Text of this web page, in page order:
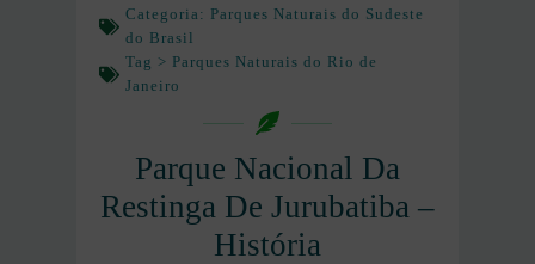
Categoria: Parques Naturais do Sudeste
do Brasil
Tag > Parques Naturais do Rio de
Janeiro
Parque Nacional Da
Restinga De Jurubatiba –
História